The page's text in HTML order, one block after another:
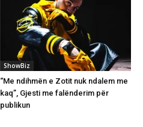
ShowBiz
“Me ndihmën e Zotit nuk ndalem me
kaq”, Gjesti me falënderim për
publikun